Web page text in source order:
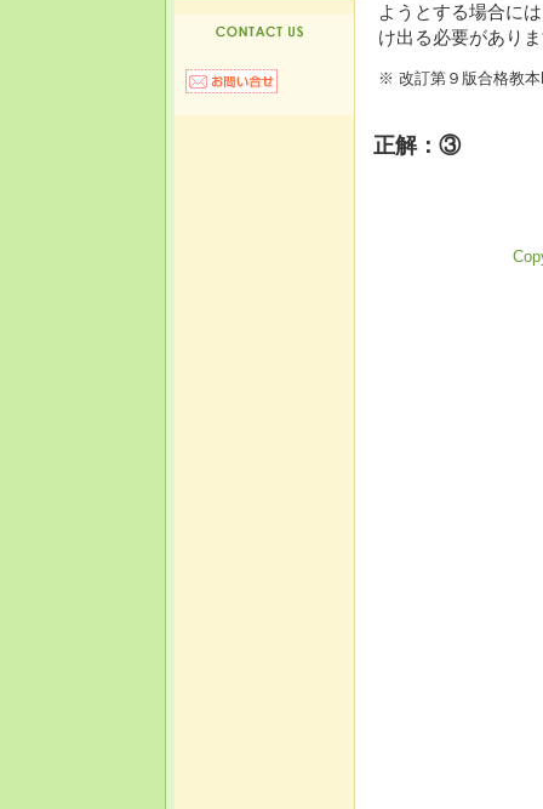
ようとする場合に
け出る必要があり
※ 改訂第９版合格教
正解：③